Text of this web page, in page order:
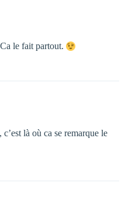
le fait partout.
là où ca se remarque le